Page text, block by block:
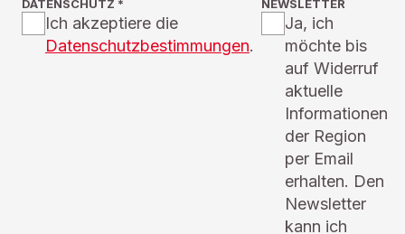
DATENSCHUTZ *
Ich akzeptiere die
Datenschutzbestimmungen.
NEWSLETTER
Ja, ich
möchte bis
auf Widerruf
aktuelle
Informationen
der Region
per Email
erhalten. Den
Newsletter
kann ich